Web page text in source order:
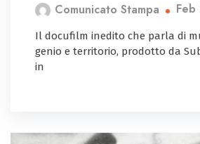
Comunicato Stampa
Il docufilm inedito che parla di
genio e territorio, prodotto da
in